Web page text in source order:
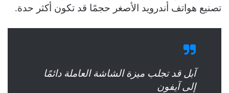
تصنيع هواتف أندرويد الأصغر حجمًا قد تكون أكثر حدة.
آبل قد تجلب ميزة الشاشة العاملة دائمًا
إلى آيفون